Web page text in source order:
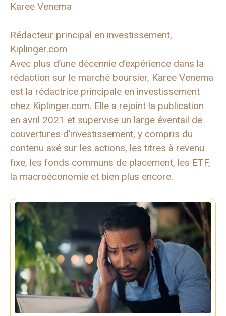
Karee Venema
Rédacteur principal en investissement,
Kiplinger.com
Avec plus d’une décennie d’expérience dans la
rédaction sur le marché boursier, Karee Venema
est la rédactrice principale en investissement
chez Kiplinger.com. Elle a rejoint la publication
en avril 2021 et supervise un large éventail de
couvertures d’investissement, y compris du
contenu axé sur les actions, les titres à revenu
fixe, les fonds communs de placement, les ETF,
la macroéconomie et bien plus encore.